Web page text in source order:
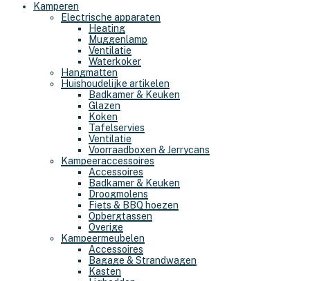
Kamperen
Electrische apparaten
Heating
Muggenlamp
Ventilatie
Waterkoker
Hangmatten
Huishoudelijke artikelen
Badkamer & Keuken
Glazen
Koken
Tafelservies
Ventilatie
Voorraadboxen & Jerrycans
Kampeeraccessoires
Accessoires
Badkamer & Keuken
Droogmolens
Fiets & BBQ hoezen
Opbergtassen
Overige
Kampeermeubelen
Accessoires
Bagage & Strandwagen
Kasten